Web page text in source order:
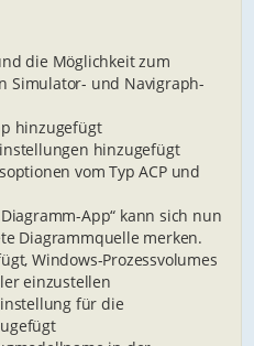
die Möglichkeit zum
Simulator- und Navigraph-
hinzugefügt
hinzugefügt
vom Typ ACP und
App“ kann sich nun
Diagrammquelle merken.
Windows-Prozessvolumes
einzustellen
für die